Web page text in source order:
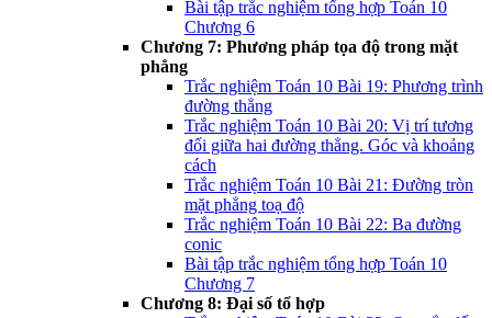
Bài tập trắc nghiệm tổng hợp Toán 10
Chương 6
Chương 7: Phương pháp tọa độ trong mặt
phẳng
Trắc nghiệm Toán 10 Bài 19: Phương trình
đường thẳng
Trắc nghiệm Toán 10 Bài 20: Vị trí tương
đối giữa hai đường thẳng. Góc và khoảng
cách
Trắc nghiệm Toán 10 Bài 21: Đường tròn
mặt phẳng toạ độ
Trắc nghiệm Toán 10 Bài 22: Ba đường
conic
Bài tập trắc nghiệm tổng hợp Toán 10
Chương 7
Chương 8: Đại số tổ hợp